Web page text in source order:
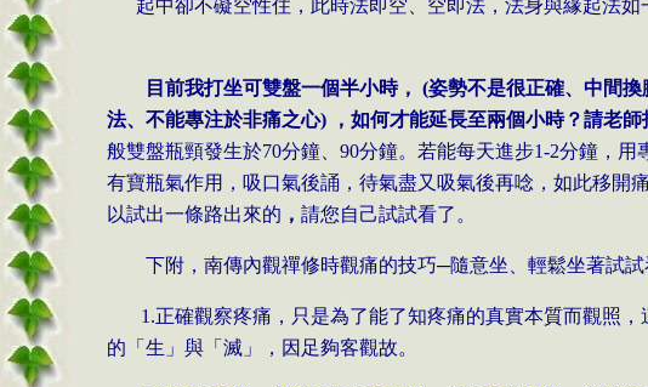
起中卻不礙空性住，此時法即空、空即法，法身與緣起法
目前我打坐可雙盤一個半小時， (姿勢不是很正確、中間換
法、不能專注於非痛之心) ，如何才能延長至兩個小時？請老師
般雙盤瓶頸發生於70分鐘、 90分鐘。若能每天進步1-2分鐘，用
有寶瓶氣作用，吸口氣後誦，待氣盡又吸氣後再唸，如此移開
以試出一條路出來的 ， 請您自己試試看了。
下附，南傳內觀禪修時觀痛的技巧─隨意坐、輕鬆坐著試試
1.正確觀察疼痛，只是為了能了知疼痛的真實本質而觀照
的「生」與「滅」，因足夠客觀故。